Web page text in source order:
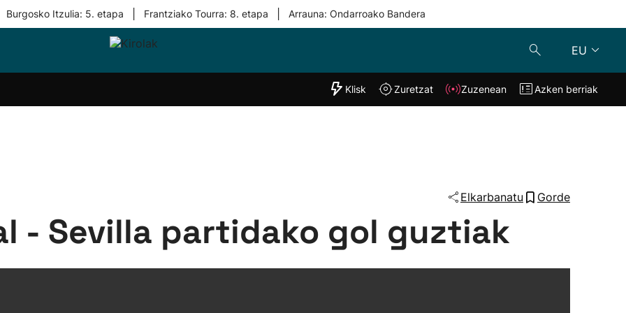
Burgosko Itzulia: 5. etapa Frantziako Tourra: 8. etapa Arrauna: Ondarroako Bandera
EU
Taldeak
"Helmuga"
Klisk Zuzenean
Klisk Zuretzat Zuzenean Azken berriak
Elkarbanatu Gorde
- Sevilla partidako gol guztiak